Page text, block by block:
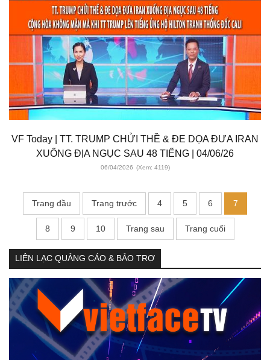
VF Today | TT. TRUMP CHỬI THỀ & ĐE DỌA ĐƯA IRAN
XUỐNG ĐỊA NGỤC SAU 48 TIẾNG | 04/06/26
06/04/2026 (Xem: 4119)
Trang đầu Trang trước 4 5 6 7
8 9 10 Trang sau Trang cuối
LIÊN LẠC QUẢNG CÁO & BẢO TRỢ